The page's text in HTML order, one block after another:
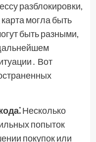
разблокировки,
могла быть
быть разными,
Вот
Несколько
попыток
покупок или